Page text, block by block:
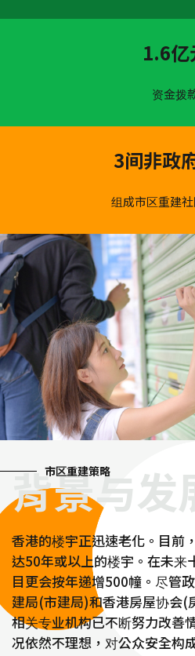
1.6亿
资金拨
3间非政
组成市区重建
背景与发
市区重建策略
香港的楼宇正迅速老化。目前
达50年或以上的楼宇。在未来
目更会按年递增500幢。尽管
建局(市建局)和香港房屋协会(
相关专业机构已不断努力改善
况依然不理想，对公众安全构